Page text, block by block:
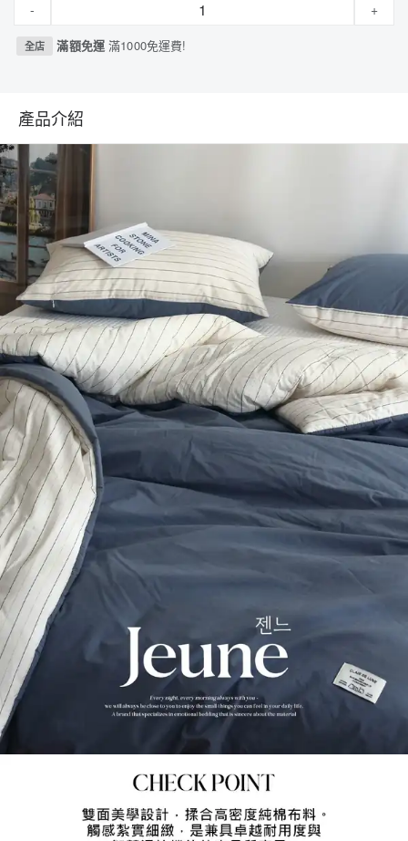
- +
全店 滿額免運滿1000免運費!
產品介紹